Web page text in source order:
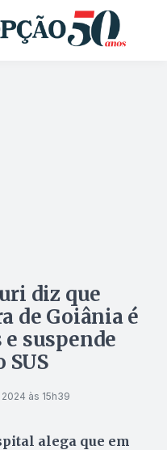
diz que
de Goiânia é
e suspende
às 15h39
alega que em